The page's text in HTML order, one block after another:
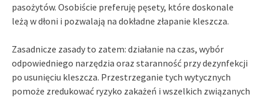
pasożytów. Osobiście preferuję pęsety, które doskonale
leżą w dłoni i pozwalają na dokładne złapanie kleszcza.
Zasadnicze zasady to zatem: działanie na czas, wybór
odpowiedniego narzędzia oraz staranność przy dezynfekcji
po usunięciu kleszcza. Przestrzeganie tych wytycznych
pomoże zredukować ryzyko zakażeń i wszelkich związanych